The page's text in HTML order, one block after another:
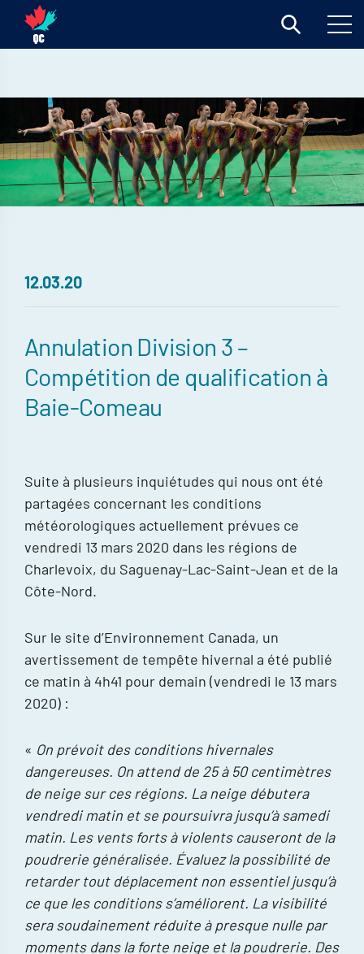
12.03.20
Annulation Division 3 –
Compétition de qualification à
Baie-Comeau
Suite à plusieurs inquiétudes qui nous ont été
partagées concernant les conditions
météorologiques actuellement prévues ce
vendredi 13 mars 2020 dans les régions de
Charlevoix, du Saguenay-Lac-Saint-Jean et de la
Côte-Nord.
Sur le site d’Environnement Canada, un
avertissement de tempête hivernal a été publié
ce matin à 4h41 pour demain (vendredi le 13 mars
2020) :
« On prévoit des conditions hivernales
dangereuses. On attend de 25 à 50 centimètres
de neige sur ces régions. La neige débutera
vendredi matin et se poursuivra jusqu’à samedi
matin. Les vents forts à violents causeront de la
poudrerie généralisée. Évaluez la possibilité de
retarder tout déplacement non essentiel jusqu’à
ce que les conditions s’améliorent. La visibilité
sera soudainement réduite à presque nulle par
moments dans la forte neige et la poudrerie. Des